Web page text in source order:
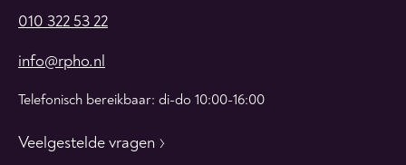
010 322 53 22
info@rpho.nl
Telefonisch bereikbaar: di-do 10:00-16:00
Veelgestelde vragen